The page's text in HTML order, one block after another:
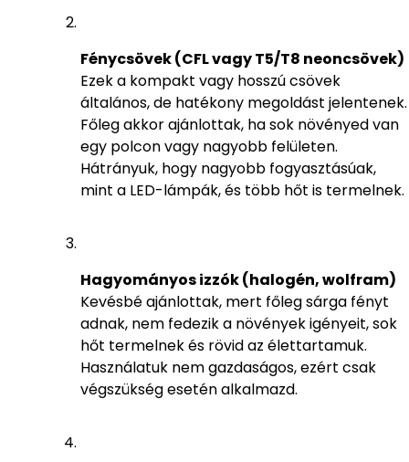
Fénycsövek (CFL vagy T5/T8 neoncsövek)
Ezek a kompakt vagy hosszú csövek
általános, de hatékony megoldást jelentenek.
Főleg akkor ajánlottak, ha sok növényed van
egy polcon vagy nagyobb felületen.
Hátrányuk, hogy nagyobb fogyasztásúak,
mint a LED-lámpák, és több hőt is termelnek.
Hagyományos izzók (halogén, wolfram)
Kevésbé ajánlottak, mert főleg sárga fényt
adnak, nem fedezik a növények igényeit, sok
hőt termelnek és rövid az élettartamuk.
Használatuk nem gazdaságos, ezért csak
végszükség esetén alkalmazd.